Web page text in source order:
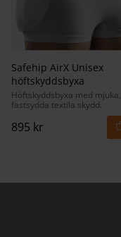
Safehip AirX Unisex
höftskyddsbyxa
Höftskyddsbyxa med mjuka,
fastsydda textila skydd.
895 kr